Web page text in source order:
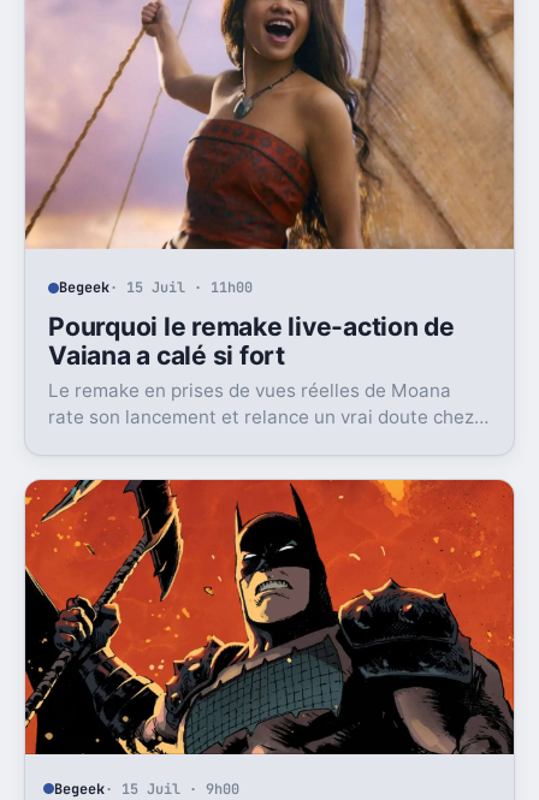
Begeek· 15 Juil · 11h00
Pourquoi le remake live-action de
Vaiana a calé si fort
Le remake en prises de vues réelles de Moana
rate son lancement et relance un vrai doute chez
Begeek· 15 Juil · 9h00